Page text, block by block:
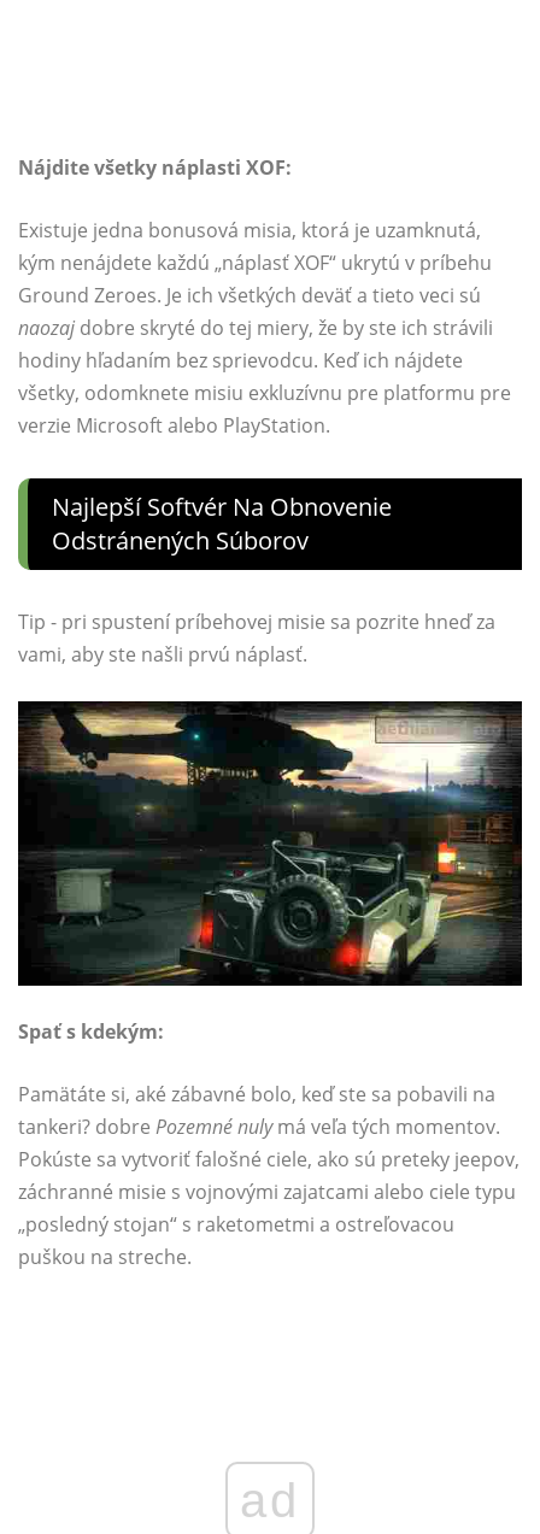
Nájdite všetky náplasti XOF:
Existuje jedna bonusová misia, ktorá je uzamknutá,
kým nenájdete každú „náplasť XOF“ ukrytú v príbehu
Ground Zeroes. Je ich všetkých deväť a tieto veci sú
naozaj dobre skryté do tej miery, že by ste ich strávili
hodiny hľadaním bez sprievodcu. Keď ich nájdete
všetky, odomknete misiu exkluzívnu pre platformu pre
verzie Microsoft alebo PlayStation.
Najlepší Softvér Na Obnovenie
Odstránených Súborov
Tip - pri spustení príbehovej misie sa pozrite hneď za
vami, aby ste našli prvú náplasť.
Spať s kdekým:
Pamätáte si, aké zábavné bolo, keď ste sa pobavili na
tankeri? dobre Pozemné nulymá veľa tých momentov.
Pokúste sa vytvoriť falošné ciele, ako sú preteky jeepov,
záchranné misie s vojnovými zajatcami alebo ciele typu
„posledný stojan“ s raketometmi a ostreľovacou
puškou na streche.
ad